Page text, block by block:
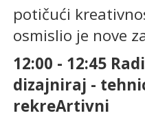
potičući
osmislio je nove
12:00 - 12:45
dizajniraj -
rekreArtivni